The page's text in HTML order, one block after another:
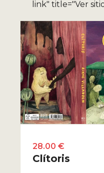
link" title="Ver
28.00 €
Clítoris